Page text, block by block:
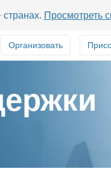
Просмотреть
Организовать